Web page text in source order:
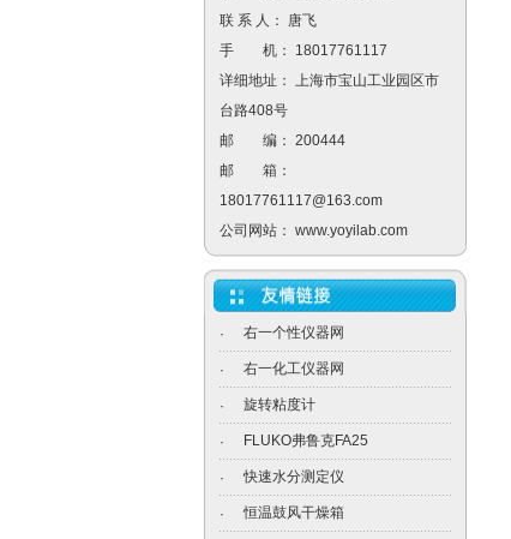
联 系 人： 唐飞
手 机： 18017761117
详细地址： 上海市宝山工业园区市
台路408号
邮 编： 200444
邮 箱：
18017761117@163.com
公司网站： www.yoyilab.com
· 右一个性仪器网
· 右一化工仪器网
· 旋转粘度计
· FLUKO弗鲁克FA25
· 快速水分测定仪
· 恒温鼓风干燥箱